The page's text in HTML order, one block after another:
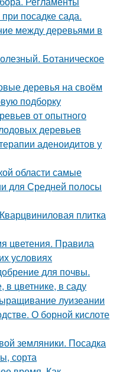
посадке сада.
между деревьями в
Ботаническое
деревья на своём
подборку
от опытного
деревьев
аденоидитов у
области самые
для Средней полосы
плитка
цветения. Правила
условиях
для почвы.
цветнике, в саду
луизеании
О борной кислоте
земляники. Посадка
сорта